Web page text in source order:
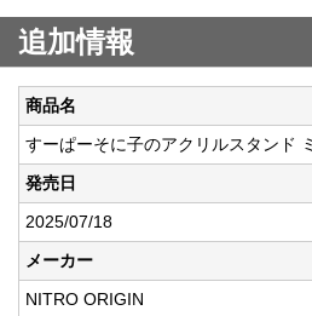
追加情報
商品名
すーぱーそに子のアクリルスタンド
発売日
2025/07/18
メーカー
NITRO ORIGIN